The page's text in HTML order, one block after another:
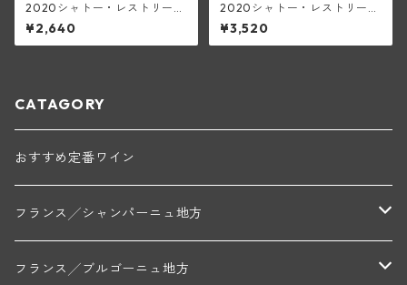
2020シャトー・レストリー
ユ・ルージュ(ボルドー・スー
ペリュール)
¥2,640
2020シャトー・レストリー
ユ・キャップ・マルタン・ル
ージュ(ボルドー・スーペリュ
ール)
¥3,520
CATAGORY
おすすめ定番ワイン
フランス╱シャンパーニュ地方
モンターニュ・ド・ランス
フランス╱ブルゴーニュ地方